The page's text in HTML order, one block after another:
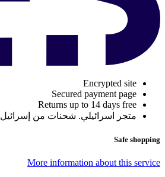
Encrypted site
Secured payment page
Returns up to 14 days free
متجر اسرائيلي. شحنات من إسرائيل
Safe shopping
More information about this service